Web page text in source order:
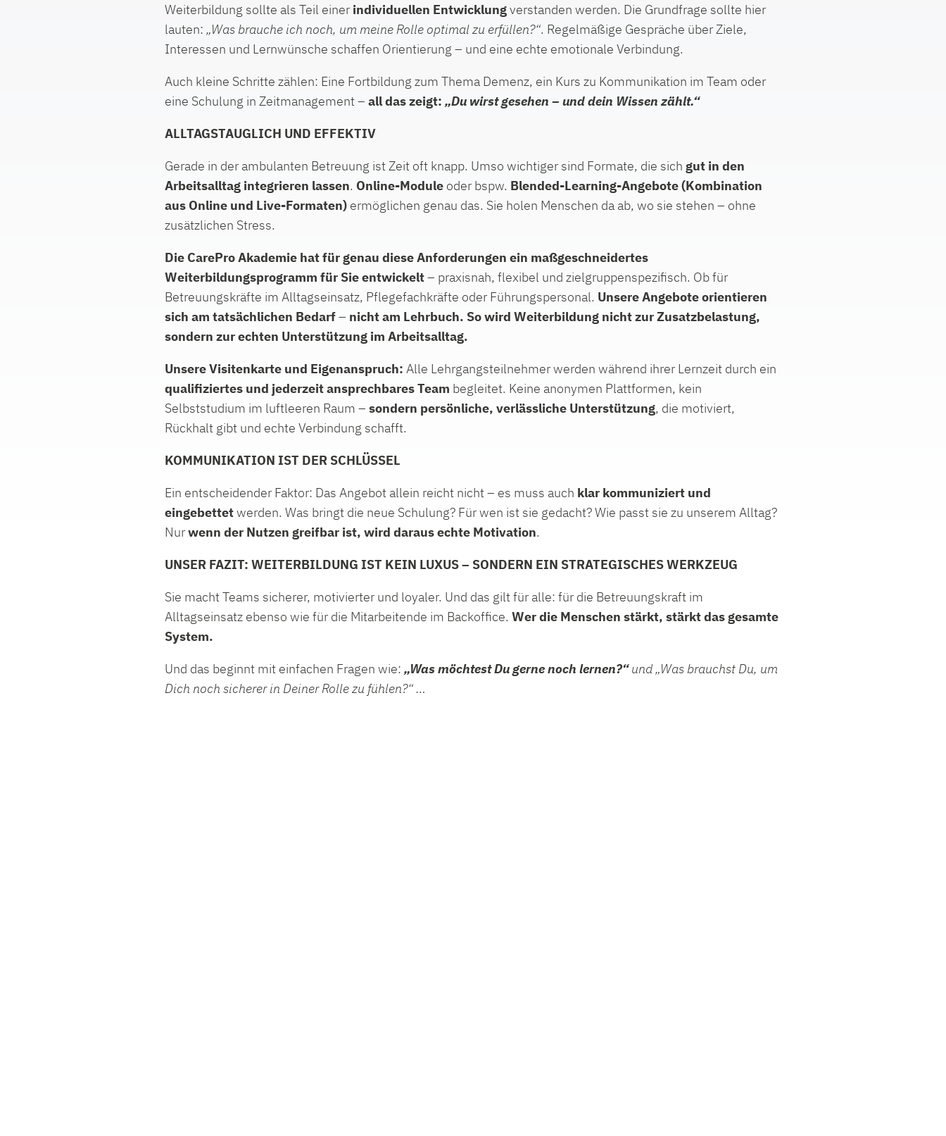
Weiterbildung sollte als Teil einerindividuellen Entwicklungverstanden werden. Die Grundfrage sollte hier
lauten:„Was brauche ich noch, um meine Rolle optimal zu erfüllen?“. Regelmäßige Gespräche über Ziele,
Interessen und Lernwünsche schaffen Orientierung – und eine echte emotionale Verbindung.
Auch kleine Schritte zählen: Eine Fortbildung zum Thema Demenz, ein Kurs zu Kommunikation im Team oder
eine Schulung in Zeitmanagement – all das zeigt:„Du wirst gesehen – und dein Wissen zählt.“
ALLTAGSTAUGLICH UND EFFEKTIV
Gerade in der ambulanten Betreuung ist Zeit oft knapp. Umso wichtiger sind Formate, die sich gut in den
Arbeitsalltag integrieren lassen. Online-Module oder bspw. Blended-Learning-Angebote (Kombination
aus Online und Live-Formaten) ermöglichen genau das. Sie holen Menschen da ab, wo sie stehen – ohne
zusätzlichen Stress.
Die CarePro Akademie hat für genau diese Anforderungen ein maßgeschneidertes
Weiterbildungsprogramm für Sie entwickelt– praxisnah, flexibel und zielgruppenspezifisch. Ob für
Betreuungskräfte im Alltagseinsatz, Pflegefachkräfte oder Führungspersonal. Unsere Angebote orientieren
sich am tatsächlichen Bedarf– nicht am Lehrbuch. So wird Weiterbildung nicht zur Zusatzbelastung,
sondern zur echten Unterstützung im Arbeitsalltag.
Unsere Visitenkarte und Eigenanspruch:Alle Lehrgangsteilnehmer werden während ihrer Lernzeit durch ein
qualifiziertes und jederzeit ansprechbares Team begleitet. Keine anonymen Plattformen, kein
Selbststudium im luftleeren Raum –sondern persönliche, verlässliche Unterstützung, die motiviert,
Rückhalt gibt und echte Verbindung schafft.
KOMMUNIKATION IST DER SCHLÜSSEL
Ein entscheidender Faktor: Das Angebot allein reicht nicht – es muss auch klar kommuniziert und
eingebettetwerden. Was bringt die neue Schulung? Für wen ist sie gedacht? Wie passt sie zu unserem Alltag?
Nurwenn der Nutzen greifbar ist, wird daraus echte Motivation.
UNSER FAZIT: WEITERBILDUNG IST KEIN LUXUS – SONDERN EIN STRATEGISCHES WERKZEUG
Sie macht Teams sicherer, motivierter und loyaler. Und das gilt für alle: für die Betreuungskraft im
Alltagseinsatz ebenso wie für die Mitarbeitende im Backoffice.Wer die Menschen stärkt, stärkt das gesamte
System.
Und das beginnt mit einfachen Fragen wie: „Was möchtest Du gerne noch lernen?“und „Was brauchst Du, um
Dich noch sicherer in Deiner Rolle zu fühlen?“ …